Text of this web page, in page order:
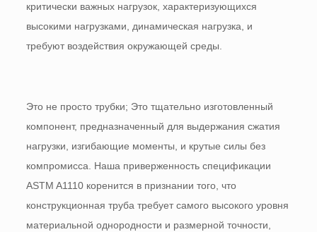
критически важных нагрузок, характеризующихся
высокими нагрузками, динамическая нагрузка, и
требуют воздействия окружающей среды.
Это не просто трубки; Это тщательно изготовленный
компонент, предназначенный для выдержания сжатия
нагрузки, изгибающие моменты, и крутые силы без
компромисса. Наша приверженность спецификации
ASTM A1110 коренится в признании того, что
конструкционная труба требует самого высокого уровня
материальной однородности и размерной точности,